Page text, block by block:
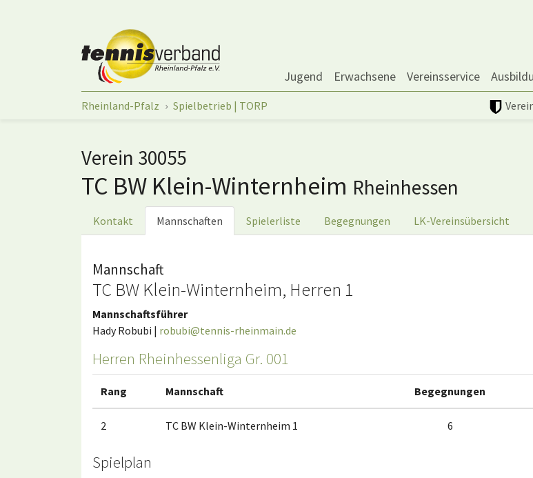
Jugend Erwachsene Vereinsservice
Sie sind hier:
Rheinland-Pfalz Spielbetrieb | TORP
Verein 30055
TC BW Klein-Winternheim Rheinhessen
Kontakt Mannschaften Spielerliste Begegnungen LK-Vereinsübersicht
Mannschaft
TC BW Klein-Winternheim, Herren 1
Mannschaftsführer
Hady Robubi | robubi@tennis-rheinmain.de
Herren Rheinhessenliga Gr. 001
Rang Mannschaft Begegnungen
2 TC BW Klein-Winternheim 1 6
Spielplan